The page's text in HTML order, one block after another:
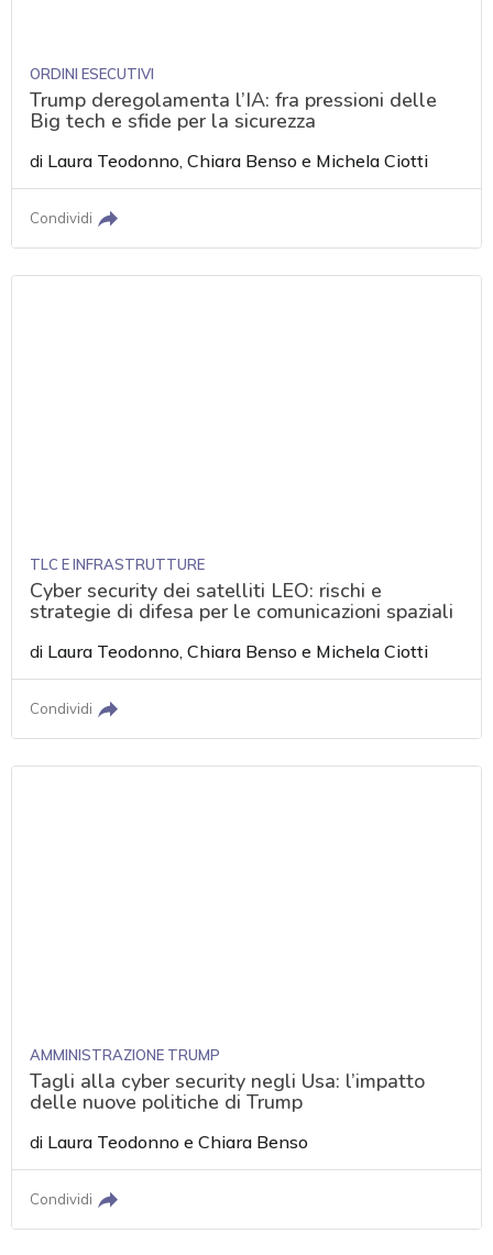
ORDINI ESECUTIVI
Trump deregolamenta l’IA: fra pressioni delle
Big tech e sfide per la sicurezza
di Laura Teodonno ,Chiara Benso e Michela Ciotti
Condividi
TLC E INFRASTRUTTURE
Cyber security dei satelliti LEO: rischi e
strategie di difesa per le comunicazioni spaziali
di Laura Teodonno ,Chiara Benso e Michela Ciotti
Condividi
AMMINISTRAZIONE TRUMP
Tagli alla cyber security negli Usa: l’impatto
delle nuove politiche di Trump
di Laura Teodonno eChiara Benso
Condividi